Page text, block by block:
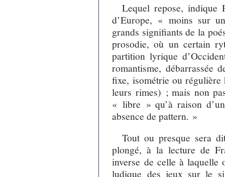
Lequel repose, indique
d’Europe, « moins sur
grands signifiants de la
prosodie, où un certain
partition lyrique
romantisme, débarrassée
fixe, isométrie ou
leurs rimes) ; mais non
« libre » qu’à raison
absence de pattern. »
Tout ou presque sera
plongé, à la lecture de
inverse de celle à laquelle
ludique des jeux sur le